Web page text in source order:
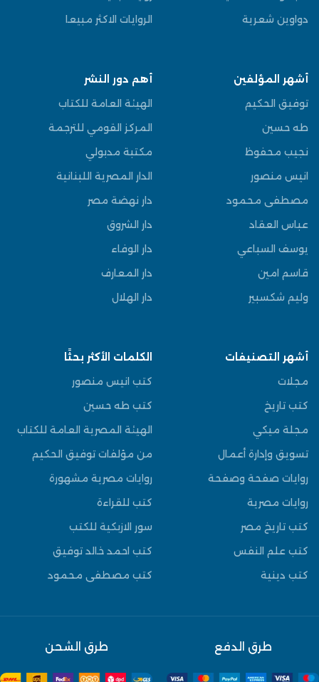
دواوين شعرية
الروايات الاكثر مبيعا
أشهر المؤلفين
توفيق الحكيم
طه حسين
نجيب محفوظ
انيس منصور
مصطفى محمود
عباس العقاد
يوسف السباعي
قاسم امين
وليم شكسبير
أهم دور النشر
الهيئة العامة للكتاب
المركز القومي للترجمة
مكتبة مدبولي
الدار المصرية اللبنانية
دار نهضة مصر
دار الشروق
دار الوفاء
دار المعارف
دار الهلال
أشهر التصنيفات
مجلات
كتب تاريخ
مجلة ميكي
تسويق وإدارة أعمال
روايات صفحة وصفحة
روايات مصرية
كتب تاريخ مصر
كتب علم النفس
كتب دينية
الكلمات الأكثر بحثًا
كتب انيس منصور
كتب طه حسين
الهيئة المصرية العامة للكتاب
من مؤلفات توفيق الحكيم
روايات مصرية مشهورة
كتب للقراءة
سور الازبكية للكتب
كتب احمد خالد توفيق
كتب مصطفى محمود
طرق الدفع طرق الشحن